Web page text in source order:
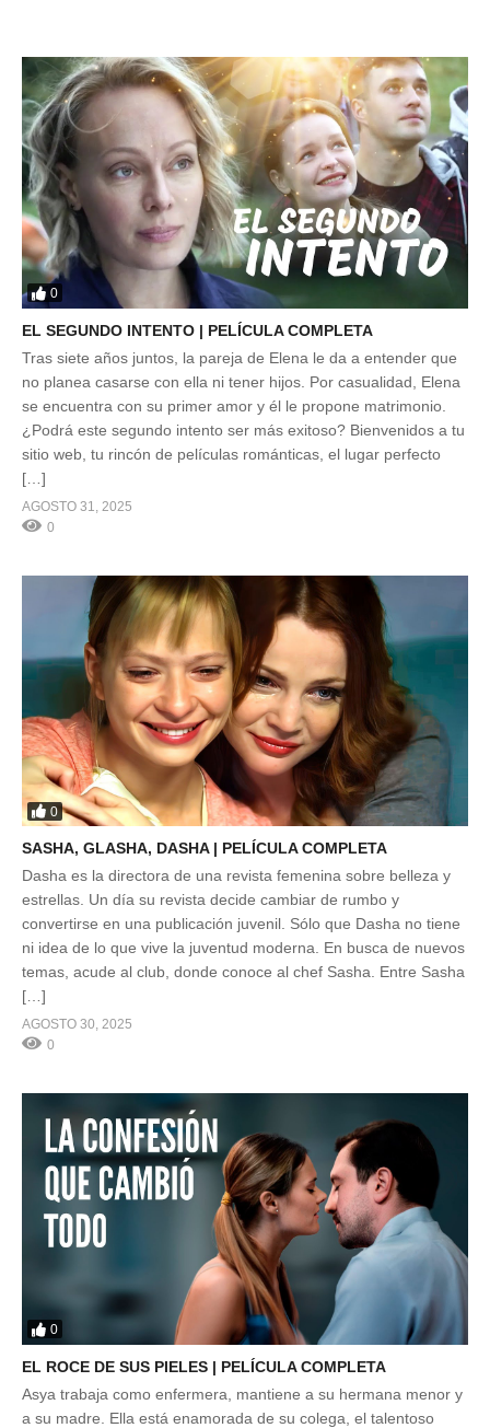
0
EL SEGUNDO INTENTO | PELÍCULA COMPLETA
Tras siete años juntos, la pareja de Elena le da a entender que
no planea casarse con ella ni tener hijos. Por casualidad, Elena
se encuentra con su primer amor y él le propone matrimonio.
¿Podrá este segundo intento ser más exitoso? Bienvenidos a tu
sitio web, tu rincón de películas románticas, el lugar perfecto
[…]
AGOSTO 31, 2025
0
0
SASHA, GLASHA, DASHA | PELÍCULA COMPLETA
Dasha es la directora de una revista femenina sobre belleza y
estrellas. Un día su revista decide cambiar de rumbo y
convertirse en una publicación juvenil. Sólo que Dasha no tiene
ni idea de lo que vive la juventud moderna. En busca de nuevos
temas, acude al club, donde conoce al chef Sasha. Entre Sasha
[…]
AGOSTO 30, 2025
0
0
EL ROCE DE SUS PIELES | PELÍCULA COMPLETA
Asya trabaja como enfermera, mantiene a su hermana menor y
a su madre. Ella está enamorada de su colega, el talentoso